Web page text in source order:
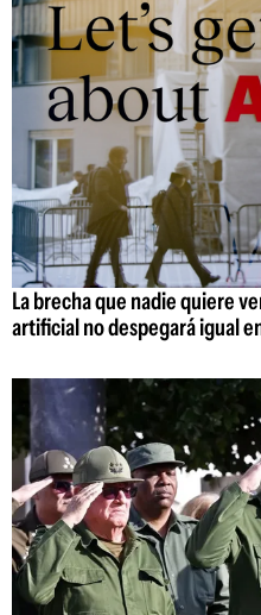
La brecha que nadie quiere
artificial no despegará igual